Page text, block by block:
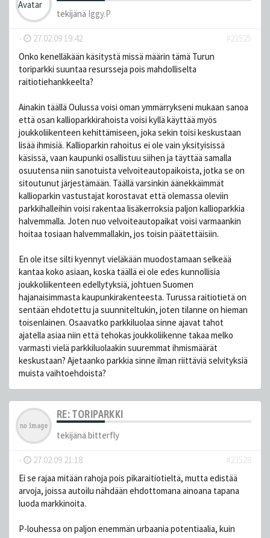
tekijänä Iggy.P
- 27.02.09 19:42
#23525
Onko kenelläkään käsitystä missä määrin tämä Turun
toriparkki suuntaa resursseja pois mahdolliselta
raitiotiehankkeelta?
Ainakin täällä Oulussa voisi oman ymmärrykseni mukaan sanoa
että osan kallioparkkirahoista voisi kyllä käyttää myös
joukkoliikenteen kehittämiseen, joka sekin toisi keskustaan
lisää ihmisiä. Kallioparkin rahoitus ei ole vain yksityisissä
käsissä, vaan kaupunki osallistuu siihen ja täyttää samalla
osuutensa niin sanotuista velvoiteautopaikoista, jotka se on
sitoutunut järjestämään. Täällä varsinkin äänekkäimmät
kallioparkin vastustajat korostavat että olemassa oleviin
parkkihalleihin voisi rakentaa lisäkerroksia paljon kallioparkkia
halvemmalla. Joten nuo velvoiteautopaikat voisi varmaankin
hoitaa tosiaan halvemmallakin, jos toisin päätettäisiin.
En ole itse silti kyennyt vieläkään muodostamaan selkeää
kantaa koko asiaan, koska täällä ei ole edes kunnollisia
joukkoliikenteen edellytyksiä, johtuen Suomen
hajanaisimmasta kaupunkirakenteesta. Turussa raitiotietä on
sentään ehdotettu ja suunniteltukin, joten tilanne on hieman
toisenlainen. Osaavatko parkkiluolaa sinne ajavat tahot
ajatella asiaa niin että tehokas joukkoliikenne takaa melko
varmasti vielä parkkiluolaakin suuremmat ihmismäärät
keskustaan? Ajetaanko parkkia sinne ilman riittäviä selvityksiä
muista vaihtoehdoista?
RE: TORIPARKKI
tekijänä bitterfly
- 27.02.09 21:18
#23528
Ei se rajaa mitään rahoja pois pikaraitiotieltä, mutta edistää
arvoja, joissa autoilu nähdään ehdottomana ainoana tapana
luoda markkinoita.
P-louhessa on paljon enemmän urbaania potentiaalia, kuin